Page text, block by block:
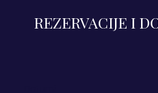
REZERVACIJE I